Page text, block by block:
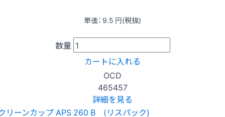
単価： 9.5 円(税抜)
数量
カートに入れる
OCD
465457
詳細を見る